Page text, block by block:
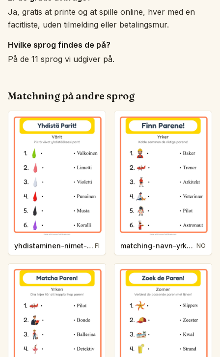
Ja, gratis at printe og at spille online, hver med en
facitliste, uden tilmelding eller betalingsmur.
Hvilke sprog findes de på?
På de 11 sprog vi udgiver på.
Matchning på andre sprog
yhdistaminen-nimet-varit-0953 FI matching-navn-yrker-82a5 NO